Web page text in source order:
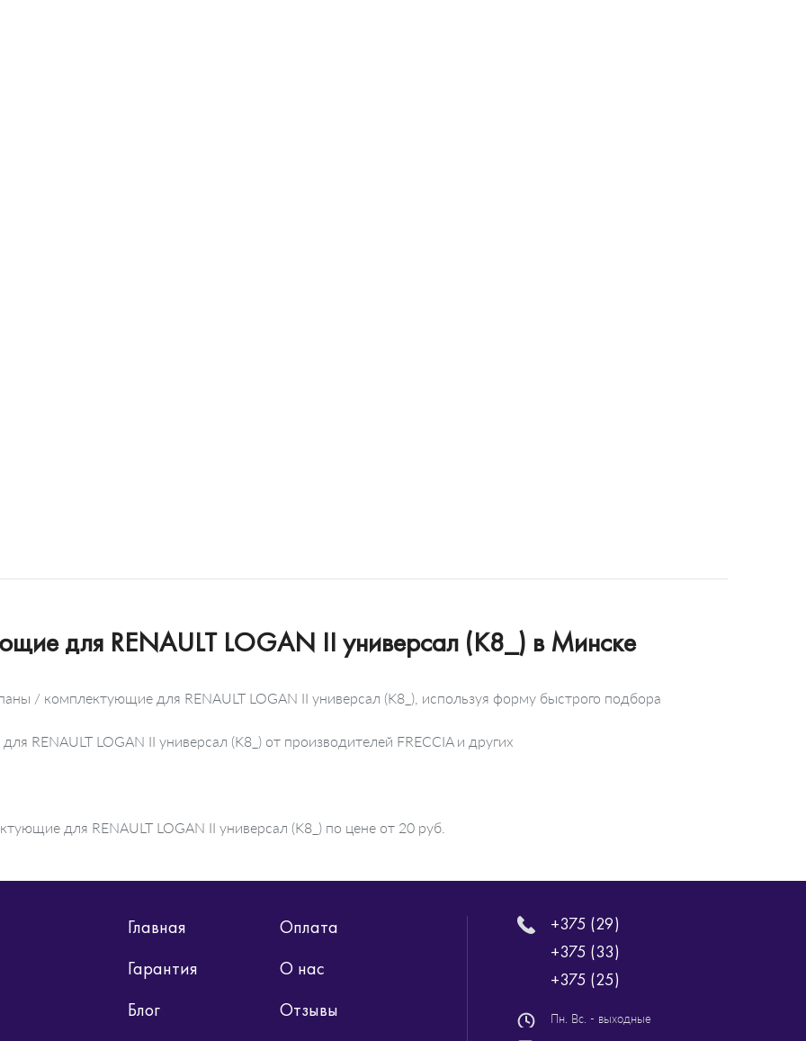
для RENAULT LOGAN II универсал (K8_) в Минске
/ комплектующие для RENAULT LOGAN II универсал (K8_), используя форму быстрого подбора
RENAULT LOGAN II универсал (K8_) от производителей FRECCIA и других
для RENAULT LOGAN II универсал (K8_) по цене от 20 руб.
Главная
Оплата
Гарантия
О нас
Блог
Отзывы
+375 (29)
+375 (33)
+375 (25)
Пн. Вс. - выходные